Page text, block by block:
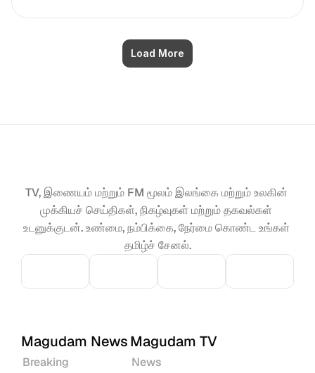
Load More
TV, இணையம் மற்றும் FM மூலம் இலங்கை மற்றும் உலகின்
முக்கியச் செய்திகள், நிகழ்வுகள் மற்றும் தகவல்கள்
உடனுக்குடன். உண்மை, நம்பிக்கை, நேர்மை கொண்ட உங்கள்
தமிழ்ச் சேனல்.
Magudam News
Breaking
Magudam TV
News